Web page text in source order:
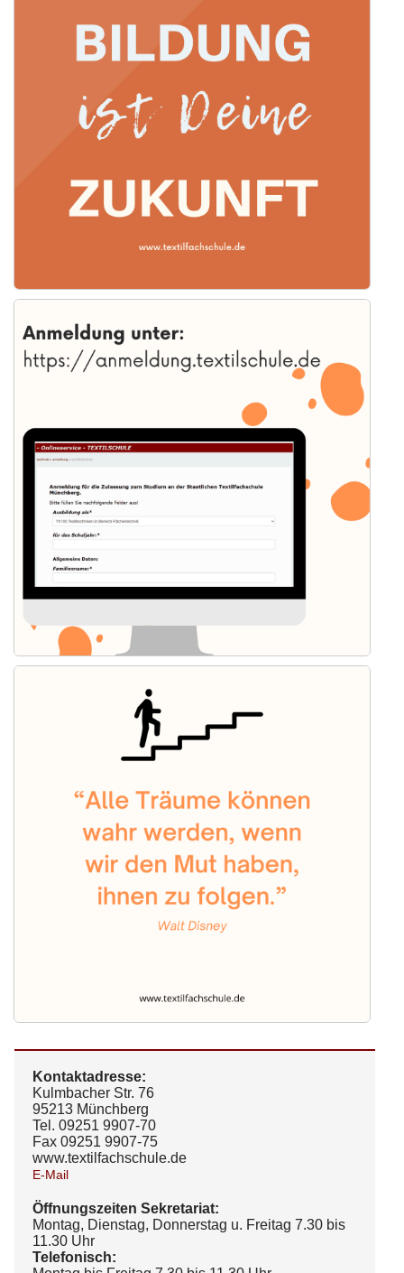
Kontaktadresse:
Kulmbacher Str. 76
95213 Münchberg
Tel. 09251 9907-70
Fax 09251 9907-75
www.textilfachschule.de
E-Mail
Öffnungszeiten Sekretariat:
Montag, Dienstag, Donnerstag u. Freitag 7.30 bis
11.30 Uhr
Telefonisch: